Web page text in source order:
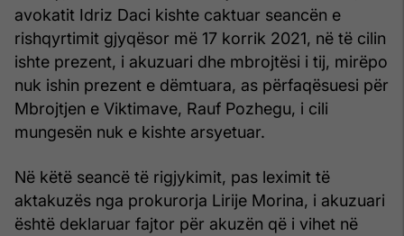
avokatit Idriz Daci kishte caktuar seancën e
rishqyrtimit gjyqësor më 17 korrik 2021, në të cilin
ishte prezent, i akuzuari dhe mbrojtësi i tij, mirëpo
nuk ishin prezent e dëmtuara, as përfaqësuesi për
Mbrojtjen e Viktimave, Rauf Pozhegu, i cili
mungesën nuk e kishte arsyetuar.
Në këtë seancë të rigjykimit, pas leximit të
aktakuzës nga prokurorja Lirije Morina, i akuzuari
është deklaruar fajtor për akuzën që i vihet në